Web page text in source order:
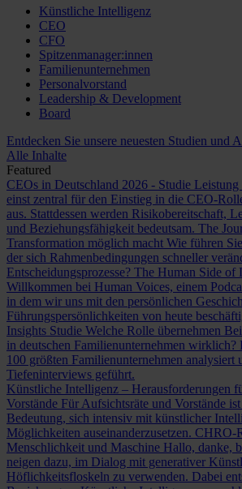
Künstliche Intelligenz
CEO
CFO
Spitzenmanager:innen
Familienunternehmen
Personalvorstand
Leadership & Development
Board
Entdecken Sie unsere neuesten Studien und
Alle Inhalte
Featured
CEOs in Deutschland 2026 - Studie Leistung
einst zentral für den Einstieg in die CEO-
aus. Stattdessen werden Risikobereitschaft,
und Beziehungsfähigkeit bedeutsam. The
Transformation möglich macht Wie führen
der sich Rahmenbedingungen schneller
Entscheidungsprozesse? The Human Side of
Willkommen bei Human Voices, einem
in dem wir uns mit den persönlichen
Führungspersönlichkeiten von heute
Insights Studie Welche Rolle übernehmen
in deutschen Familienunternehmen wirklich?
100 größten Familienunternehmen analysiert
Tiefeninterviews geführt.
Künstliche Intelligenz – Herausforderungen
Vorstände Für Aufsichtsräte und Vorstände
Bedeutung, sich intensiv mit künstlicher
Möglichkeiten auseinanderzusetzen. CHRO-
Menschlichkeit und Maschine Hallo, danke,
neigen dazu, im Dialog mit generativer
Höflichkeitsfloskeln zu verwenden. Dabei